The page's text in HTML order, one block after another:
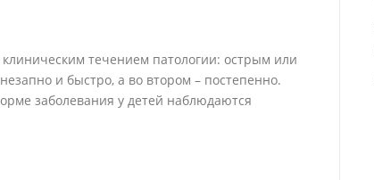
течением патологии: острым или
и быстро, а во втором – постепенно.
заболевания у детей наблюдаются